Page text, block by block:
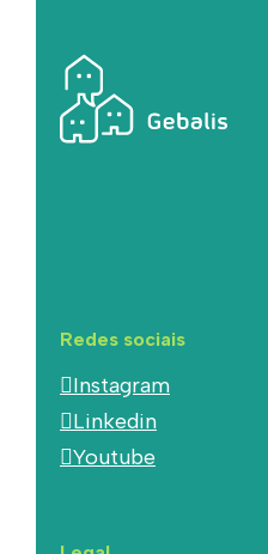
Redes sociais
Instagram
Linkedin
Youtube